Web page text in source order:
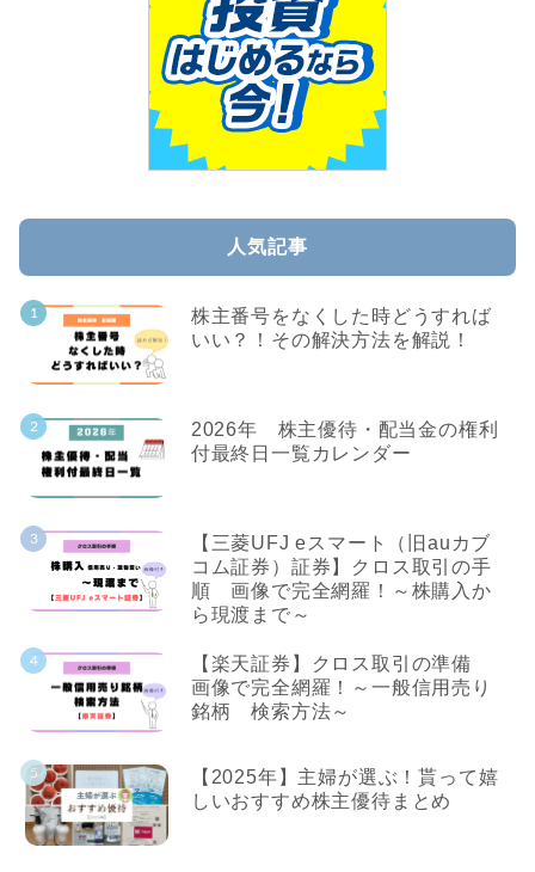
人気記事
株主番号をなくした時どうすれば
いい？！その解決方法を解説！
2026年 株主優待・配当金の権利
付最終日一覧カレンダー
【三菱UFJ eスマート（旧auカブ
コム証券）証券】クロス取引の手
順 画像で完全網羅！～株購入か
ら現渡まで～
【楽天証券】クロス取引の準備
画像で完全網羅！～一般信用売り
銘柄 検索方法～
【2025年】主婦が選ぶ！貰って嬉
しいおすすめ株主優待まとめ